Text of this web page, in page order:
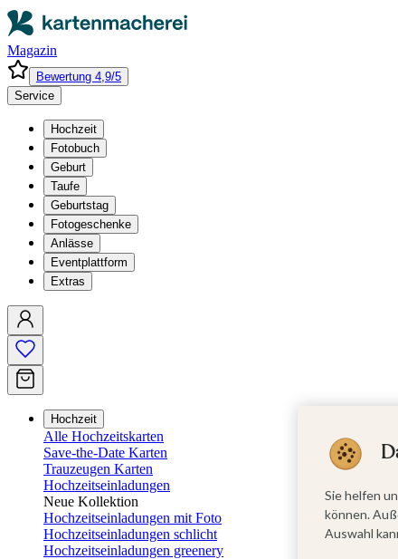
Magazin
Bewertung 4,9/5
Service
Hochzeit
Fotobuch
Geburt
Taufe
Geburtstag
Fotogeschenke
Anlässe
Eventplattform
Extras
Hochzeit
Alle Hochzeitskarten
Save-the-Date Karten
Trauzeugen Karten
Hochzeitseinladungen
Neue Kollektion
Hochzeitseinladungen mit Foto
Hochzeitseinladungen schlicht
Hochzeitseinladungen greenery
Sie helfen
können.
Auswahl